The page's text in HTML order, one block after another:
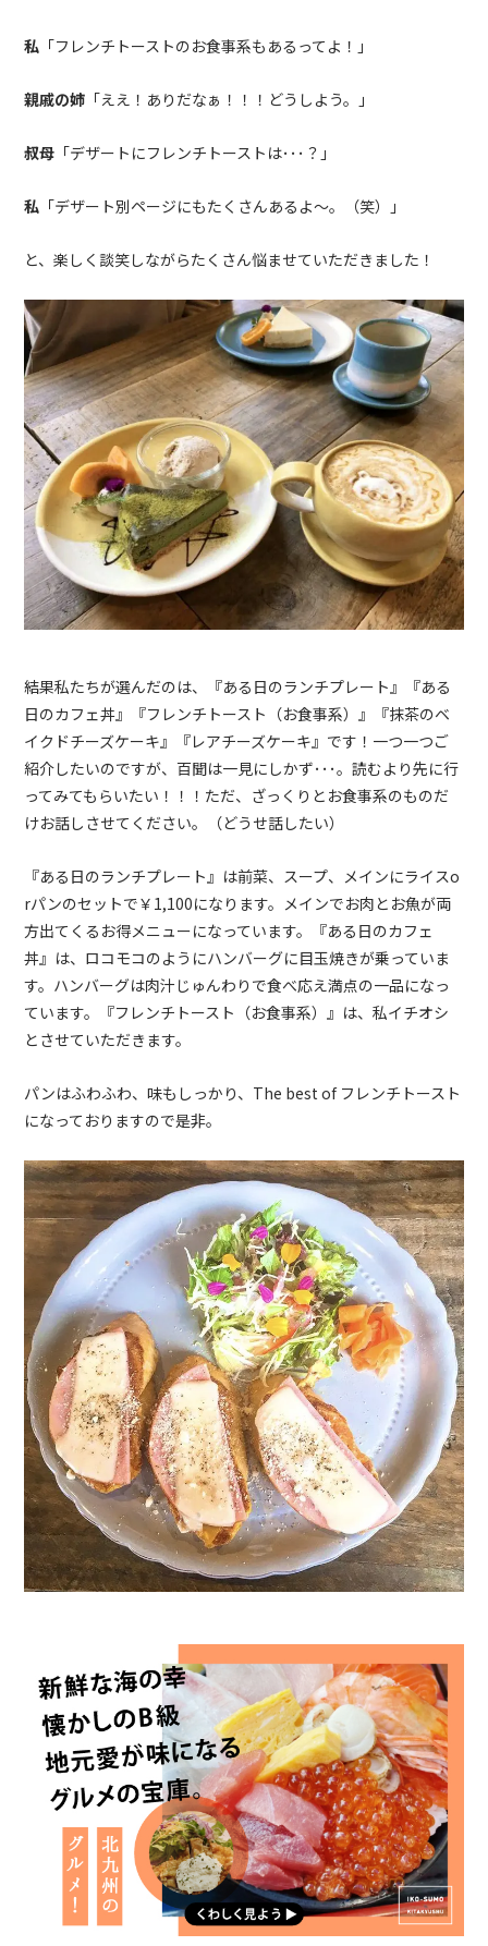
私 「フレンチトーストのお食事系もあるってよ！」
親戚の姉 「ええ！ありだなぁ！！！どうしよう。」
叔母 「デザートにフレンチトーストは･･･？」
私 「デザート別ページにもたくさんあるよ～。（笑）」
と、楽しく談笑しながらたくさん悩ませていただきました！
結果私たちが選んだのは、『ある日のランチプレート』『ある
日のカフェ丼』『フレンチトースト（お食事系）』『抹茶のベ
イクドチーズケーキ』『レアチーズケーキ』です！一つ一つご
紹介したいのですが、百聞は一見にしかず･･･。読むより先に行
ってみてもらいたい！！！ただ、ざっくりとお食事系のものだ
けお話しさせてください。（どうせ話したい）
『ある日のランチプレート』は前菜、スープ、メインにライスo
rパンのセットで￥ 1,100になります。メインでお肉とお魚が両
方出てくるお得メニューになっています。『ある日のカフェ
丼』は、ロコモコのようにハンバーグに目玉焼きが乗っていま
す。ハンバーグは肉汁じゅんわりで食べ応え満点の一品になっ
ています。『フレンチトースト（お食事系）』は、私イチオシ
とさせていただきます。
パンはふわふわ、味もしっかり、 The best of フレンチトースト
になっておりますので是非。